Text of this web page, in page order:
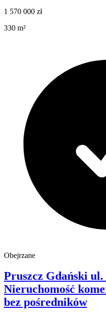
1 570 000 zł
330 m²
Obejrzane
Pruszcz Gdański ul.
Nieruchomość
bez pośredników